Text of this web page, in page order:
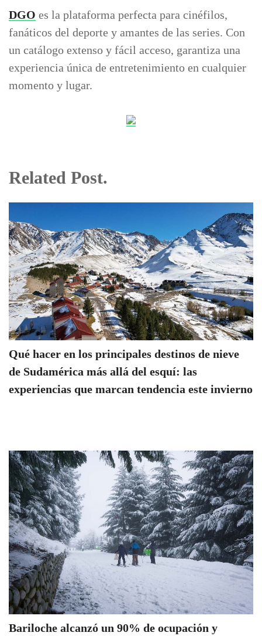
DGO es la plataforma perfecta para cinéfilos,
fanáticos del deporte y amantes de las series. Con
un catálogo extenso y fácil acceso, garantiza una
experiencia única de entretenimiento en cualquier
momento y lugar.
Related Post.
Qué hacer en los principales destinos de nieve
de Sudamérica más allá del esquí: las
experiencias que marcan tendencia este invierno
Bariloche alcanzó un 90% de ocupación y